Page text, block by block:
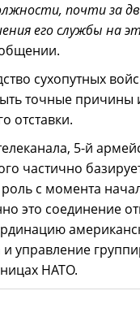
почти за
его службы на
сухопутных
точные причины
отставки.
5-й
частично
с момента
это соединение
управление
НАТО.